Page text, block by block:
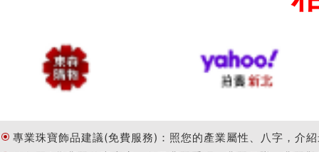
專業珠寶飾品建議(免費服務)：照您的產業屬性、八字，介